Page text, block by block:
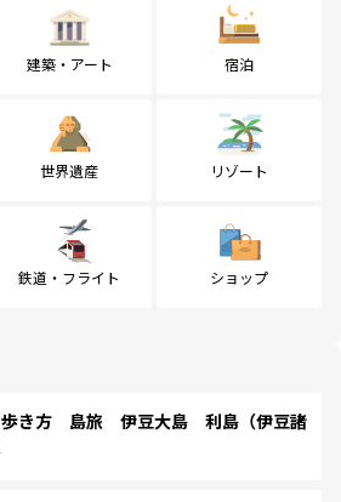
建築・アート 宿泊
世界遺産 リゾート
鉄道・フライト ショップ
き方 島旅 伊豆大島 利島（伊豆諸